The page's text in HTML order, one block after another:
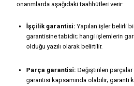
onarımlarda aşağıdaki taahhütleri verir:
İşçilik garantisi: Yapılan işler belirli
garantisine tabidir; hangi işlemlerin
olduğu yazılı olarak belirtilir.
Parça garantisi: Değiştirilen
garantisi kapsamında olabilir; garanti